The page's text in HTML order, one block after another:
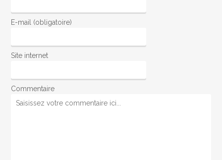
E-mail (obligatoire)
Site internet
Commentaire